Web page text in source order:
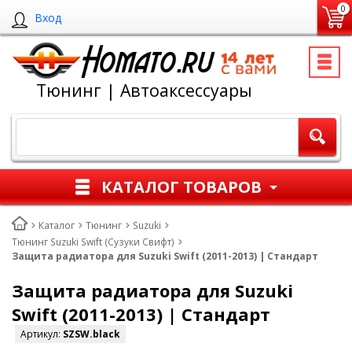
Вход
0
Тюнинг | Автоаксессуары
КАТАЛОГ ТОВАРОВ
Каталог Тюнинг
Suzuki
Тюнинг Suzuki Swift (Сузуки Свифт)
Защита радиатора для Suzuki Swift (2011-2013) | Стандарт
Защита радиатора для Suzuki
Swift (2011-2013) | Стандарт
Артикул: SZSW.black